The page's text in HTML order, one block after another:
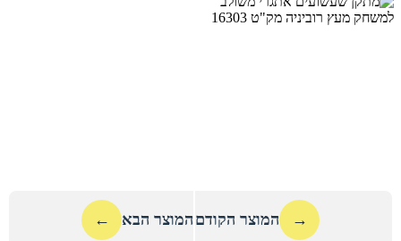
→ המוצר הקודםהמוצר הבא ←